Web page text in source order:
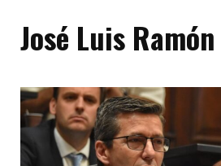
José Luis Ramón